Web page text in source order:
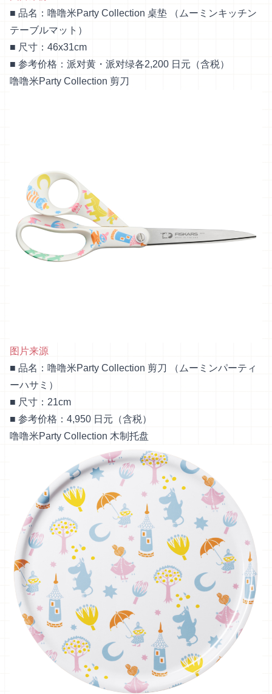
■ 品名：噜噜米Party Collection 桌垫 （ムーミンキッチン
テーブルマット）
■ 尺寸：46x31cm
■ 参考价格：派对黄・派对绿各2,200 日元（含税）
噜噜米Party Collection 剪刀
图片来源
■ 品名：噜噜米Party Collection 剪刀 （ムーミンパーティ
ーハサミ）
■ 尺寸：21cm
■ 参考价格：4,950 日元（含税）
噜噜米Party Collection 木制托盘